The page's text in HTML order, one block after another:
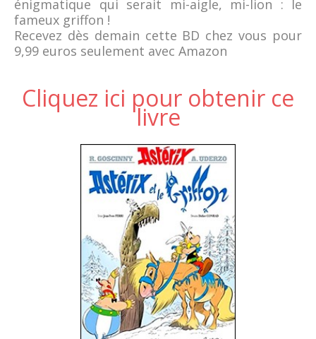
énigmatique qui serait mi-aigle, mi-lion : le
fameux griffon !
Recevez dès demain cette BD chez vous pour
9,99 euros seulement avec Amazon
Cliquez ici pour obtenir ce
livre